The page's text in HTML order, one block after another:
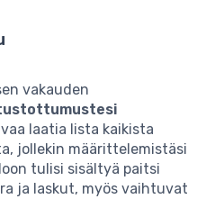
vakauden
laatia lista kaikista
jollekin määrittelemistäsi
tulisi sisältyä paitsi
ja laskut, myös vaihtuvat